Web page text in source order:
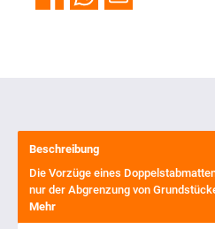
Beschreibung
Die Vorzüge eines
nur der Abgrenzung von
Mehr